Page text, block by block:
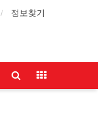
정보찾기